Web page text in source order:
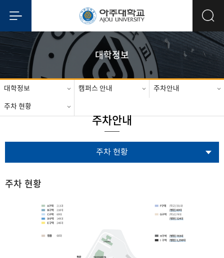
대학정보
대학정보 캠퍼스 안내 주차안내
주차 현황
주차안내
주차 현황
주차 현황